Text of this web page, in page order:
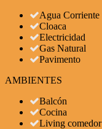
Agua Corriente
Cloaca
Electricidad
Gas Natural
Pavimento
AMBIENTES
Balcón
Cocina
Living comedor